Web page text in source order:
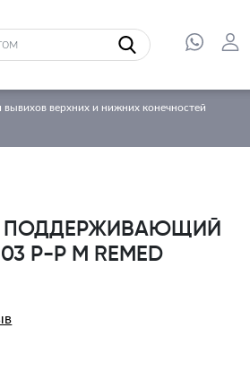
верхних и нижних конечностей
ПОДДЕРЖИВАЮЩИЙ
Р-Р М REMED